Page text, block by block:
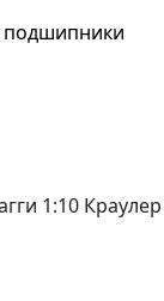
подшипники
1:10 Краулер